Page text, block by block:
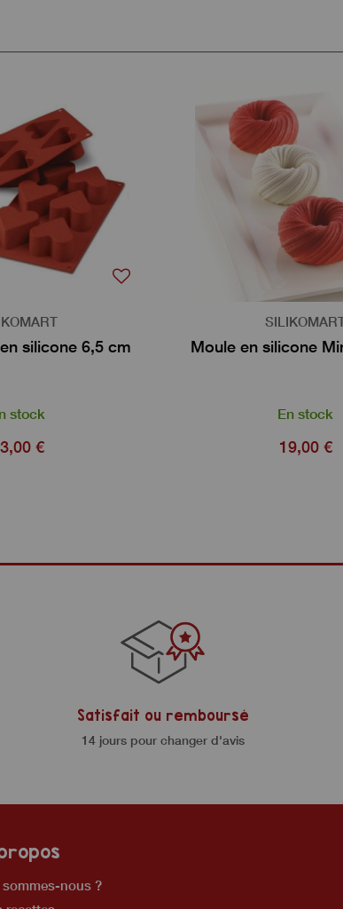
silicone 6,5 cm
stock
€
Moule en silicone
En stock
19,00 €
Satisfait ou remboursé
14 jours pour changer d'avis
sommes-nous ?